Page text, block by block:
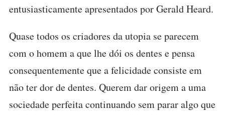
entusiasticamente apresentados por Gerald Heard.
Quase todos os criadores da utopia se parecem
com o homem a que lhe dói os dentes e pensa
consequentemente que a felicidade consiste em
não ter dor de dentes. Querem dar origem a uma
sociedade perfeita continuando sem parar algo que